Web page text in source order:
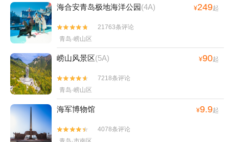
海合安青岛极地海洋公园(4A) ¥249起


21763条评论
青岛·崂山区
崂山风景区(5A) ¥90起


7218条评论
青岛·崂山区
海军博物馆 ¥9.9起


4078条评论